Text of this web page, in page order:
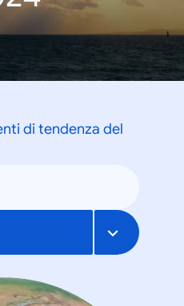
di tendenza del